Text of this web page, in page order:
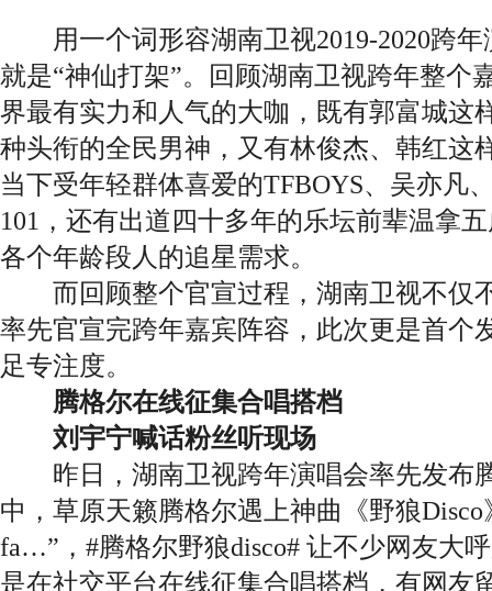
用一个词形容湖南卫视2019-2020跨年
就是“神仙打架”。回顾湖南卫视跨年整个
界最有实力和人气的大咖，既有郭富城这
种头衔的全民男神，又有林俊杰、 韩红这
当下受年轻群体喜爱的TFBOYS、吴亦凡
101，还有出道四十多年的乐坛前辈温拿
各个年龄段人的追星需求。
而回顾整个官宣过程，湖南卫视不仅
率先官宣完跨年嘉宾阵容，此次更是首个
足专注度。
腾格尔在线征集合唱搭档
刘宇宁喊话粉丝听现场
昨日，湖南卫视跨年演唱会率先发布
中，草原天籁腾格尔遇上神曲《野狼Disco
fa…”，#腾格尔野狼disco# 让不少网友大
是在社交平台在线征集合唱搭档，有网友